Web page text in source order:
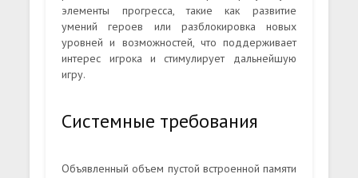
элементы прогресса, такие как развитие
умений героев или разблокировка новых
уровней и возможностей, что поддерживает
интерес игрока и стимулирует дальнейшую
игру.
Системные требования
Объявленный объем пустой встроенной памяти